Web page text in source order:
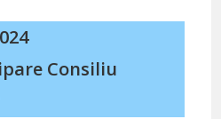
Consiliu